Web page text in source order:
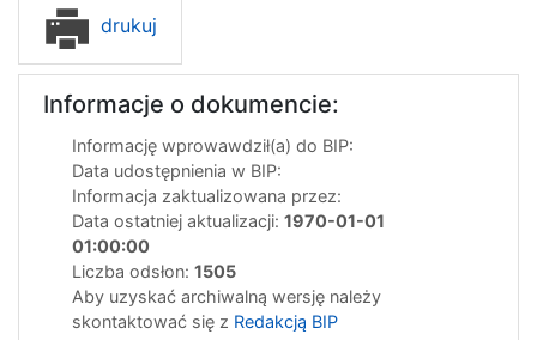
drukuj
Informacje o dokumencie:
Informację wprowawdził(a) do BIP:
Data udostępnienia w BIP:
Informacja zaktualizowana przez:
Data ostatniej aktualizacji: 1970-01-01
01:00:00
Liczba odsłon: 1505
Aby uzyskać archiwalną wersję należy
skontaktować się z Redakcją BIP